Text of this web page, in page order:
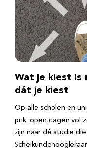
Wat je kiest is
dát je kiest
Op alle scholen en
prik: open dagen vol
zijn naar dé studie